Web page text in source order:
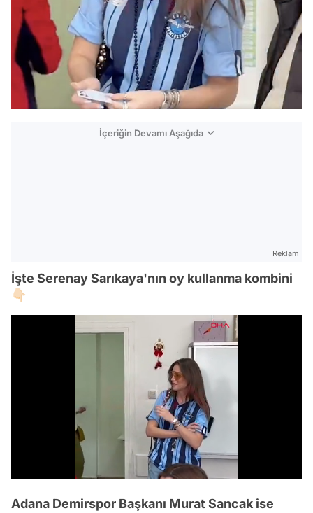
İçeriğin Devamı Aşağıda
Reklam
İşte Serenay Sarıkaya'nın oy kullanma kombini
👇🏻
Adana Demirspor Başkanı Murat Sancak ise